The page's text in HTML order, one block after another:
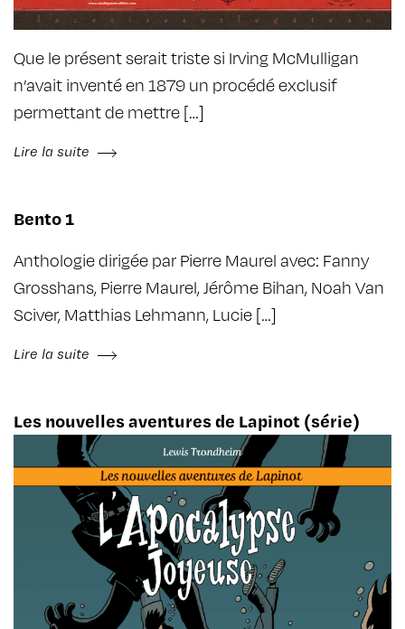
Que le présent serait triste si Irving McMulligan
n’avait inventé en 1879 un procédé exclusif
permettant de mettre […]
Lire la suite
Bento 1
Anthologie dirigée par Pierre Maurel avec: Fanny
Grosshans, Pierre Maurel, Jérôme Bihan, Noah Van
Sciver, Matthias Lehmann, Lucie […]
Lire la suite
Les nouvelles aventures de Lapinot (série)